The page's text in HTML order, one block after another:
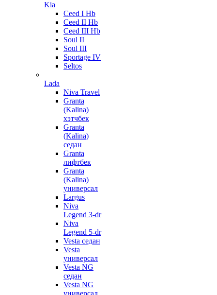
Kia
Ceed I Hb
Ceed II Hb
Ceed III Hb
Soul II
Soul III
Sportage IV
Seltos
Lada
Niva Travel
Granta
(Kalina)
хэтчбек
Granta
(Kalina)
седан
Granta
лифтбек
Granta
(Kalina)
универсал
Largus
Niva
Legend 3-dr
Niva
Legend 5-dr
Vesta седан
Vesta
универсал
Vesta NG
седан
Vesta NG
универсал